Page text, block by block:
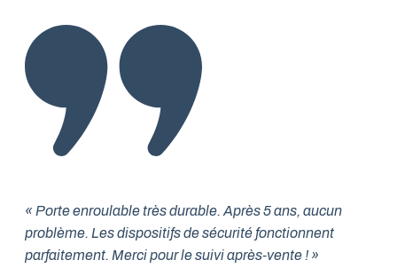
« Porte enroulable très durable. Après 5 ans, aucun
problème. Les dispositifs de sécurité fonctionnent
parfaitement. Merci pour le suivi après-vente ! »